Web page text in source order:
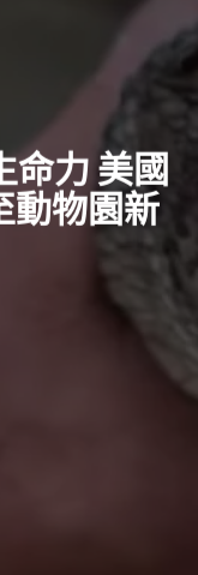
命力 美國
動物園新